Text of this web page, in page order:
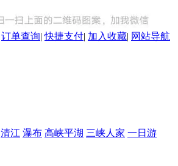
订单查询|快捷支付| 加入收藏| 网站导航
清江 瀑布 高峡平湖 三峡人家 一日游